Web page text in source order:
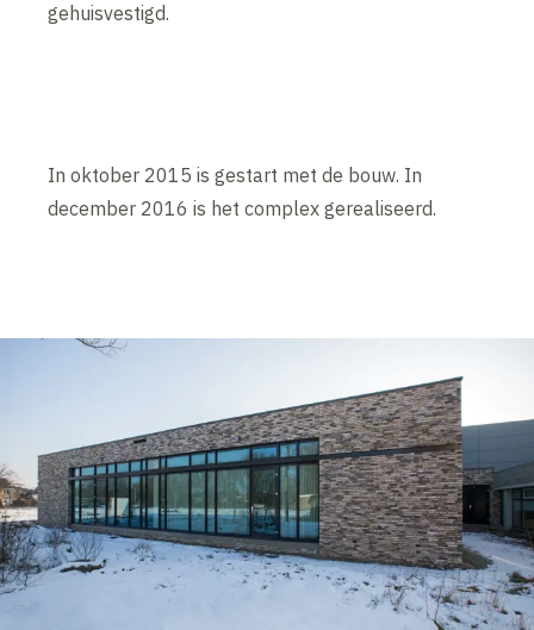
gehuisvestigd.
In oktober 2015 is gestart met de bouw. In
december 2016 is het complex gerealiseerd.